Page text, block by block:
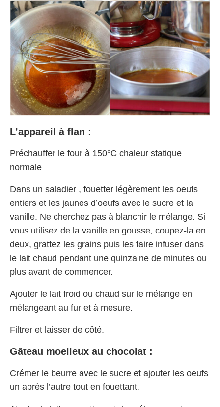
L’appareil à flan :
Préchauffer le four à 150°C chaleur statique
normale
Dans un saladier , fouetter légèrement les oeufs
entiers et les jaunes d’oeufs avec le sucre et la
vanille. Ne cherchez pas à blanchir le mélange. Si
vous utilisez de la vanille en gousse, coupez-la en
deux, grattez les grains puis les faire infuser dans
le lait chaud pendant une quinzaine de minutes ou
plus avant de commencer.
Ajouter le lait froid ou chaud sur le mélange en
mélangeant au fur et à mesure.
Filtrer et laisser de côté.
Gâteau moelleux au chocolat :
Crémer le beurre avec le sucre et ajouter les oeufs
un après l’autre tout en fouettant.